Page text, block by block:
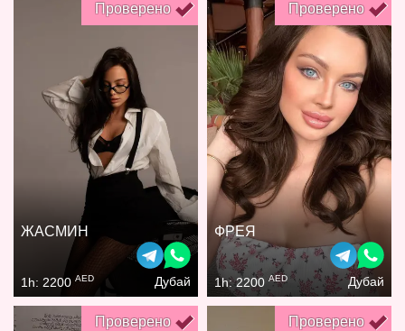
Проверено
ЖАСМИН
1h: 2200 AED Дубай
Проверено
ФРЕЯ
1h: 2200 AED Дубай
Проверено Проверено